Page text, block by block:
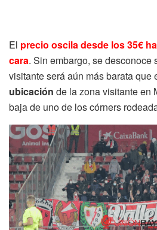
El precio oscila desde los 35€
cara. Sin embargo, se desconoce
visitante será aún más barata que
ubicación de la zona visitante en
baja de uno de los córners